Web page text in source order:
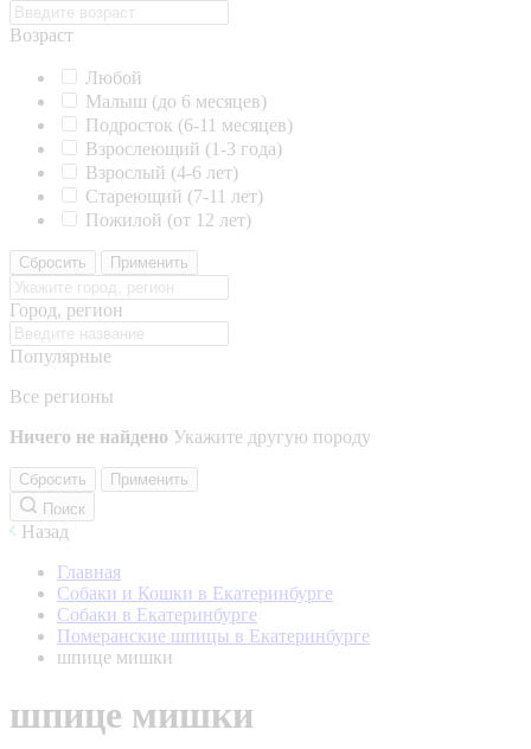
Возраст
Любой
Малыш (до 6 месяцев)
Подросток (6-11 месяцев)
Взрослеющий (1-3 года)
Взрослый (4-6 лет)
Стареющий (7-11 лет)
Пожилой (от 12 лет)
Сбросить Применить
Город, регион
Популярные
Все регионы
Ничего не найдено Укажите другую породу
Сбросить
Применить
Поиск
Назад
Главная
Собаки и Кошки в Екатеринбурге
Собаки в Екатеринбурге
Померанские шпицы в Екатеринбурге
шпице мишки
шпице мишки